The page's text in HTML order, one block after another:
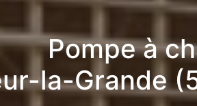
Pompe à
la-Grande